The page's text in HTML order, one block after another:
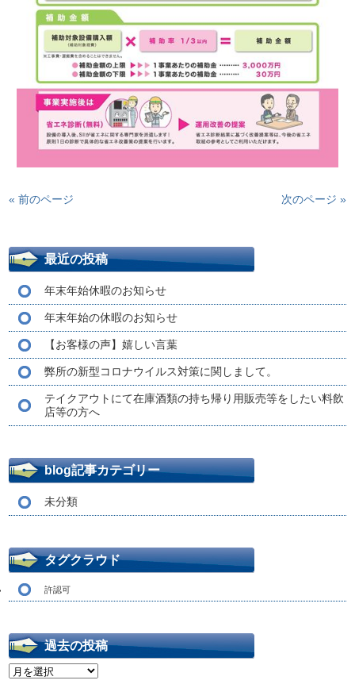
« 前のページ 次のページ »
最近の投稿
年末年始休暇のお知らせ
年末年始の休暇のお知らせ
【お客様の声】嬉しい言葉
弊所の新型コロナウイルス対策に関しまして。
テイクアウトにて在庫酒類の持ち帰り用販売等をしたい料飲
店等の方へ
blog記事カテゴリー
未分類
タグクラウド
許認可
過去の投稿
過